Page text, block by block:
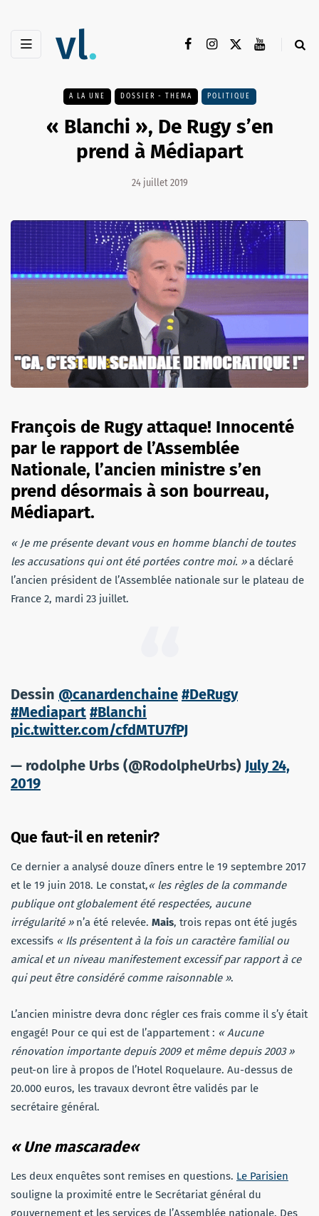
A LA UNE DOSSIER - THEMA POLITIQUE
« Blanchi », De Rugy s’en
prend à Médiapart
24 juillet 2019
François de Rugy attaque! Innocenté
par le rapport de l’Assemblée
Nationale, l’ancien ministre s’en
prend désormais à son bourreau,
Médiapart.
« Je me présente devant vous en homme blanchi de toutes
les accusations qui ont été portées contre moi. »a déclaré
l’ancien président de l’Assemblée nationale sur le plateau de
France 2, mardi 23 juillet.
Dessin @canardenchaine #DeRugy
#Mediapart #Blanchi
pic.twitter.com/cfdMTU7fPJ
— rodolphe Urbs (@RodolpheUrbs) July 24,
2019
Que faut-il en retenir?
Ce dernier a analysé douze dîners entre le 19 septembre 2017
et le 19 juin 2018. Le constat,« les règles de la commande
publique ont globalement été respectées, aucune
irrégularité »n’a été relevée. Mais, trois repas ont été jugés
excessifs « Ils présentent à la fois un caractère familial ou
amical et un niveau manifestement excessif par rapport à ce
qui peut être considéré comme raisonnable ».
L’ancien ministre devra donc régler ces frais comme il s’y était
engagé! Pour ce qui est de l’appartement : « Aucune
rénovation importante depuis 2009 et même depuis 2003 »
peut-on lire à propos de l’Hotel Roquelaure. Au-dessus de
20.000 euros, les travaux devront être validés par le
secrétaire général.
«Une mascarade«
Les deux enquêtes sont remises en questions. Le Parisien
souligne la proximité entre le Secrétariat général du
gouvernement et les services de l’Assemblée nationale. Des